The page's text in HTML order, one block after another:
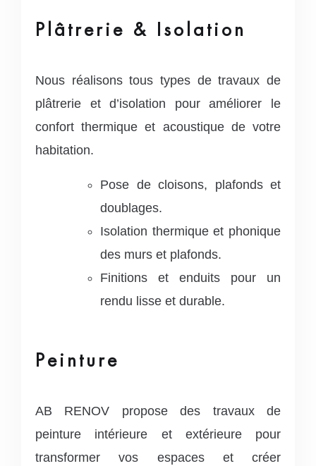
Plâtrerie & Isolation
Nous réalisons tous types de travaux de
plâtrerie et d’isolation pour améliorer le
confort thermique et acoustique de votre
habitation.
Pose de cloisons, plafonds et
doublages.
Isolation thermique et phonique
des murs et plafonds.
Finitions et enduits pour un
rendu lisse et durable.
Peinture
AB RENOV propose des travaux de
peinture intérieure et extérieure pour
transformer vos espaces et créer